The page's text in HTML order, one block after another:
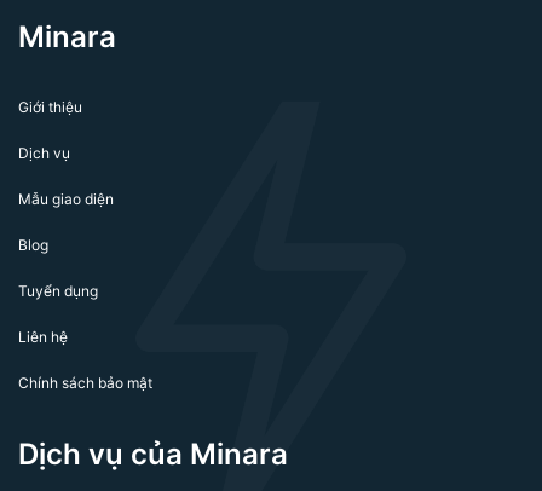
Minara
Giới thiệu
Dịch vụ
Mẫu giao diện
Blog
Tuyển dụng
Liên hệ
Chính sách bảo mật
Dịch vụ của Minara